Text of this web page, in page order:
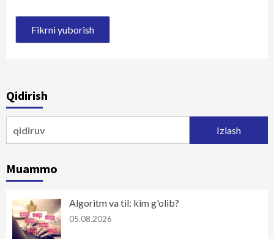
Qidirish
Muammo
Algoritm va til: kim g'olib?
05.08.2026